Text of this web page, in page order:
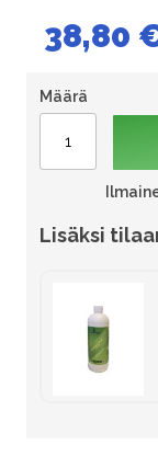
38,80
Määrä
Lisäksi